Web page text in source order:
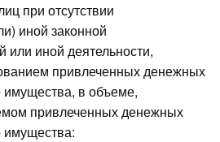
при отсутствии
иной законной
или иной деятельности,
привлеченных денежных
имущества, в объеме,
привлеченных денежных
имущества: